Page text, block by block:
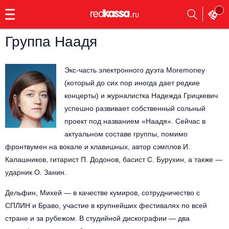
Главная
Выбрать мероприятие
Выбрать другой город
23:00
Заказать
Все события
Инди
Электронная музыка
Rap, hip-hop, RnB
Концерты на теплоходе
Все события
Все события
Поэтический вечер
Все события
Группа Наадя
Экс-часть электронного дуэта Moremoney
(который до сих пор иногда дает редкие
концерты) и журналистка Надежда Грицкевич
успешно развивает собственный сольный
проект под названием «Наадя». Сейчас в
актуальном составе группы, помимо
фронтвумен на вокале и клавишных, автор сэмплов И.
Калашников, гитарист П. Додонов, басист С. Бурухин, а также —
ударник О. Занин.
Дельфин, Михей — в качестве кумиров, сотрудничество с
СПЛИН и Браво, участие в крупнейших фестивалях по всей
стране и за рубежом. В студийной дискографии — два